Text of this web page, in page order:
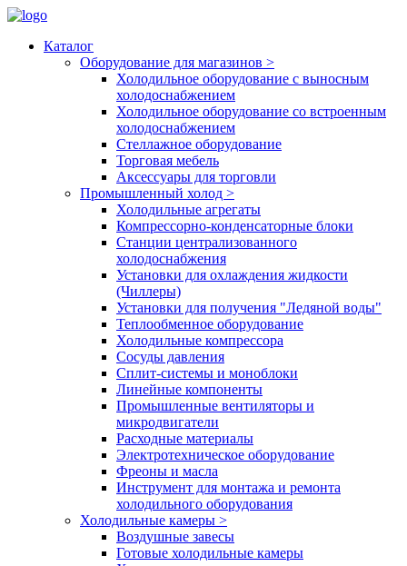
Каталог
Оборудование для магазинов >
Холодильное оборудование с выносным
холодоснабжением
Холодильное оборудование со встроенным
холодоснабжением
Стеллажное оборудование
Торговая мебель
Аксессуары для торговли
Промышленный холод >
Холодильные агрегаты
Компрессорно-конденсаторные блоки
Станции централизованного
холодоснабжения
Установки для охлаждения жидкости
(Чиллеры)
Установки для получения "Ледяной воды"
Теплообменное оборудование
Холодильные компрессора
Сосуды давления
Cплит-системы и моноблоки
Линейные компоненты
Промышленные вентиляторы и
микродвигатели
Расходные материалы
Электротехническое оборудование
Фреоны и масла
Инструмент для монтажа и ремонта
холодильного оборудования
Холодильные камеры >
Воздушные завесы
Готовые холодильные камеры